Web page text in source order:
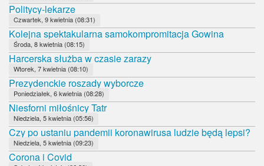
Politycy-lekarze
Czwartek, 9 kwietnia (08:31)
Kolejna spektakularna samokompromitacja Gowina
Środa, 8 kwietnia (08:15)
Harcerska służba w czasie zarazy
Wtorek, 7 kwietnia (08:10)
Prezydenckie roszady wyborcze
Poniedziałek, 6 kwietnia (08:28)
Niesforni miłośnicy Tatr
Niedziela, 5 kwietnia (05:56)
Czy po ustaniu pandemii koronawirusa ludzie będą lepsi?
Niedziela, 5 kwietnia (09:23)
Corona i Covid